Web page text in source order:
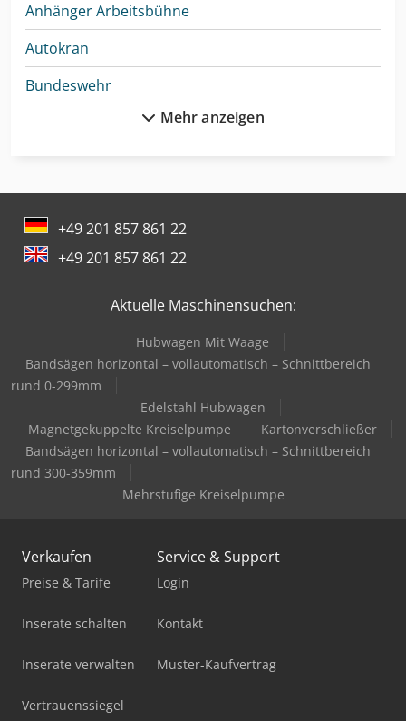
Anhänger Arbeitsbühne
Autokran
Bundeswehr
Cnc-Gravier- Und Fräsmaschine
Enthaarungsmaschine Für Schweine
Gabelstapler Diesel
Holzkraft Bts 200
Holzkraft Hse 11-1100
Holzkraft Hse 16-1100
Holzkraft Hse 22-1100 Ze
Ladekran
Standbodenbeutel-Füll- Und Verschließmaschine
Mehr anzeigen
+49 201 857 861 22
+49 201 857 861 22
Aktuelle Maschinensuchen:
Hubwagen Mit Waage
Bandsägen horizontal – vollautomatisch – Schnittbereich
rund 0-299mm
Edelstahl Hubwagen
Magnetgekuppelte Kreiselpumpe
Kartonverschließer
Bandsägen horizontal – vollautomatisch – Schnittbereich
rund 300-359mm
Mehrstufige Kreiselpumpe
Verkaufen
Preise & Tarife
Inserate schalten
Inserate verwalten
Vertrauenssiegel
Service & Support
Login
Kontakt
Muster-Kaufvertrag